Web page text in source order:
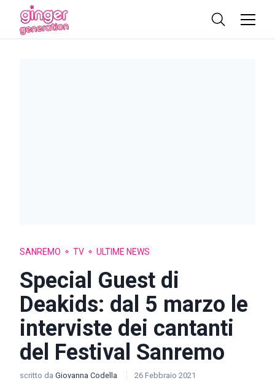
SANREMO TV ULTIME NEWS
Special Guest di
Deakids: dal 5 marzo le
interviste dei cantanti
del Festival Sanremo
scritto da Giovanna Codella 26 Febbraio 2021